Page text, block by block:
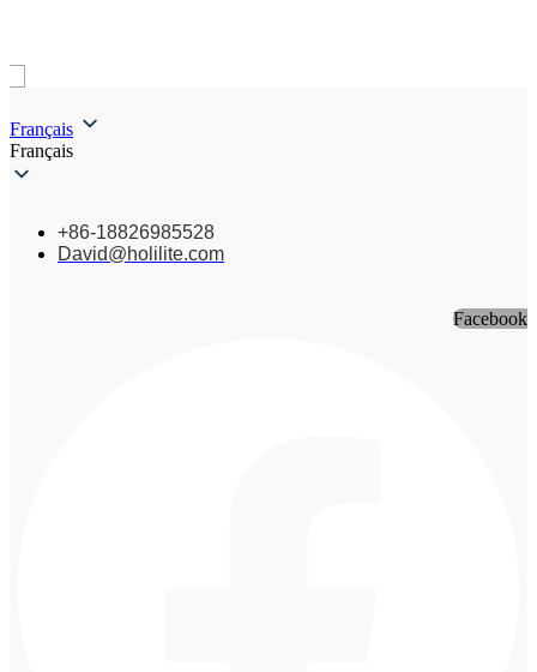
Français
Français
+86-18826985528
David@holilite.com
Facebook